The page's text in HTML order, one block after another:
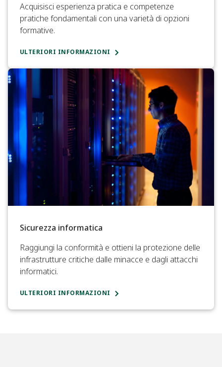
Acquisisci esperienza pratica e competenze
pratiche fondamentali con una varietà di opzioni
formative.
ULTERIORI INFORMAZIONI
Sicurezza informatica
Raggiungi la conformità e ottieni la protezione delle
infrastrutture critiche dalle minacce e dagli attacchi
informatici.
ULTERIORI INFORMAZIONI